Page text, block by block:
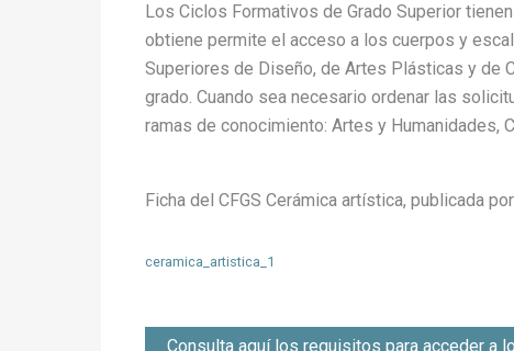
Los Ciclos Formativos de Grado Superior
obtiene permite el acceso a los cuerpos y
Superiores de Diseño, de Artes Plásticas y de
grado. Cuando sea necesario ordenar las
ramas de conocimiento: Artes y Humanidades,
Ficha del CFGS Cerámica artística, publicada
ceramica_artistica_1
Consulta aquí los requisitos para acceder a